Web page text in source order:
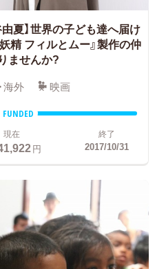
夏】世界の子ども達へ届け
精 フィルとムー』製作の仲
ませんか?
海外 映画
FUNDED
現在
円
終了
2017/10/31